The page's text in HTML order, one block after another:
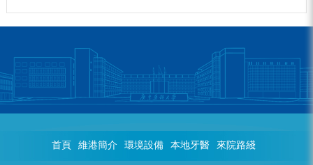
首頁 維港簡介 環境設備 本地牙醫 來院路綫